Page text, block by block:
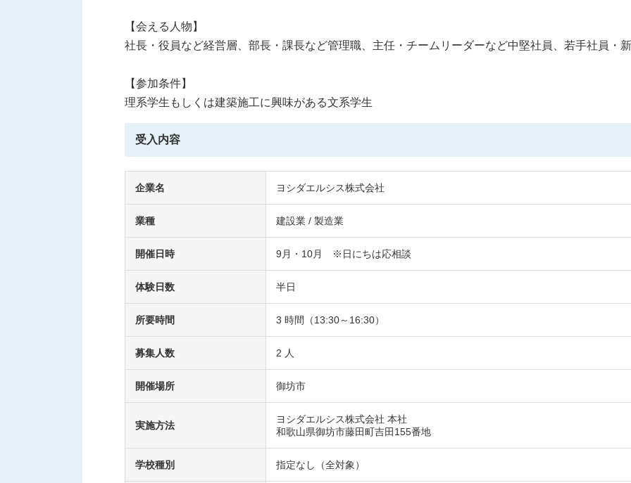
【会える人物】
社長・役員など経営層、部長・課長など管理職、主任・チームリーダーなど中堅社員、若手社員・
【参加条件】
理系学生もしくは建築施工に興味がある文系学生
受入内容
企業名 ヨシダエルシス株式会社
業種 建設業 / 製造業
開催日時 9月・10月 ※日にちは応相談
体験日数 半日
所要時間 3 時間（13:30～16:30）
募集人数 2 人
開催場所 御坊市
実施方法
ヨシダエルシス株式会社 本社
和歌山県御坊市藤田町吉田155番地
学校種別 指定なし（全対象）